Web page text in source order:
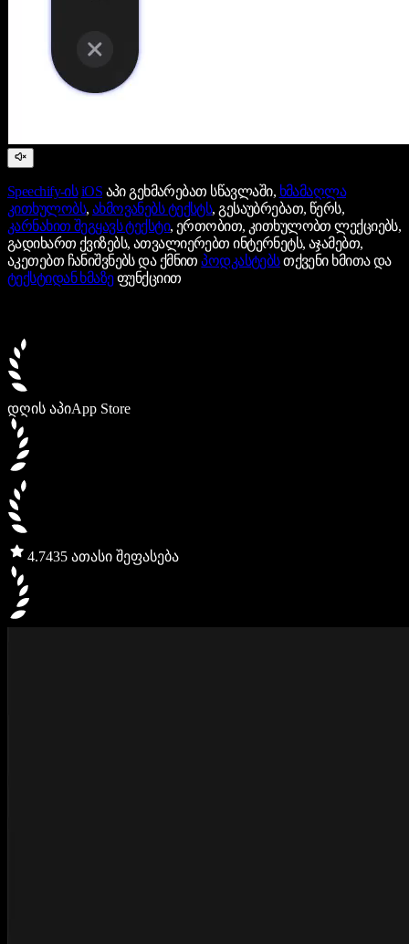
Speechify-ის iOS აპი გეხმარებათ სწავლაში, ხმამაღლა
კითხულობს, ახმოვანებს ტექსტს, გესაუბრებათ, წერს,
კარნახით შეგყავს ტექსტი, ერთობით, კითხულობთ ლექციებს,
გადიხართ ქვიზებს, ათვალიერებთ ინტერნეტს, აჯამებთ,
აკეთებთ ჩანიშვნებს და ქმნითპოდკასტებსთქვენი ხმითა და
ტექსტიდან ხმაზეფუნქციით
დღის აპიApp Store
4.7435 ათასი შეფასება